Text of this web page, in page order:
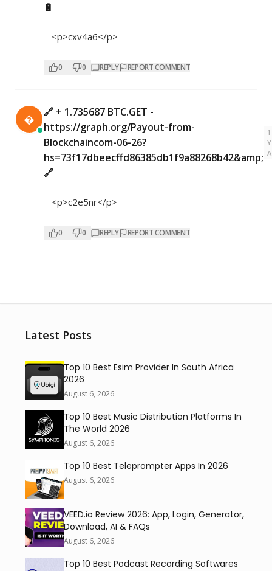
🔋
<p>cxv4a6</p>
0 0 REPLY REPORT COMMENT

🔗 + 1.735687 BTC.GET -
https://graph.org/Payout-from-
Blockchaincom-06-26?
hs=73f17dbeecffd86385db1f9a88268b42&amp;
🔗
1
<p>c2e5nr</p>
0 0 REPLY REPORT COMMENT
Latest Posts
Top 10 Best Esim Provider In South Africa
2026
August 6, 2026
Top 10 Best Music Distribution Platforms In
The World 2026
August 6, 2026
Top 10 Best Teleprompter Apps In 2026
August 6, 2026
VEED.io Review 2026: App, Login, Generator,
Download, AI & FAQs
August 6, 2026
Top 10 Best Podcast Recording Softwares